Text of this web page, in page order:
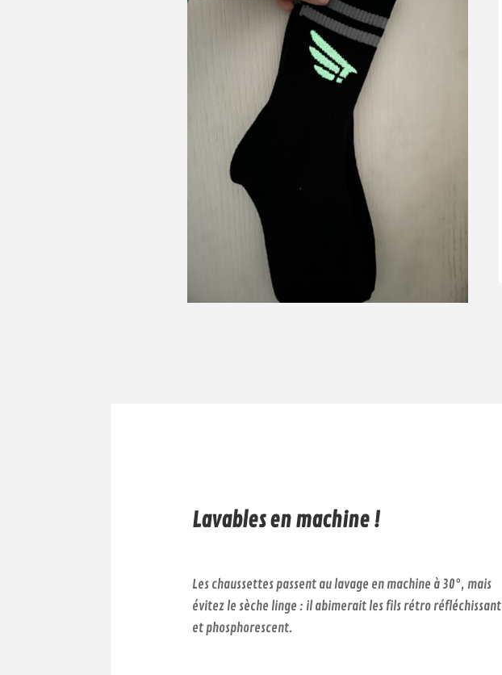
Lavables en machine !
Les chaussettes passent au lavage en machine à 30°, mais
évitez le sèche linge : il abimerait les fils rétro réfléchissant
et phosphorescent.